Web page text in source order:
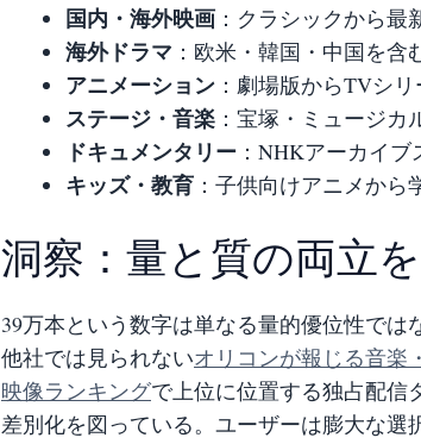
国内・海外映画 ：クラシックから
海外ドラマ ：欧米・韓国・中国を
アニメーション ：劇場版からTVシ
ステージ・音楽 ：宝塚・ミュージ
ドキュメンタリー ：NHKアーカイ
キッズ・教育 ：子供向けアニメから
洞察：量と質の両立
39万本という数字は単なる量的優位性では
他社では見られないオリコンが報じる音楽・
映像ランキングで上位に位置する独占配信
差別化を図っている。ユーザーは膨大な選